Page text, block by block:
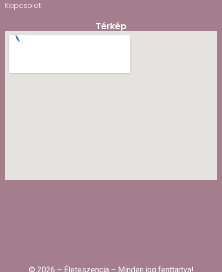
Kapcsolat
Térkép
© 2026 – Életeszencia – Minden jog fenttartva!